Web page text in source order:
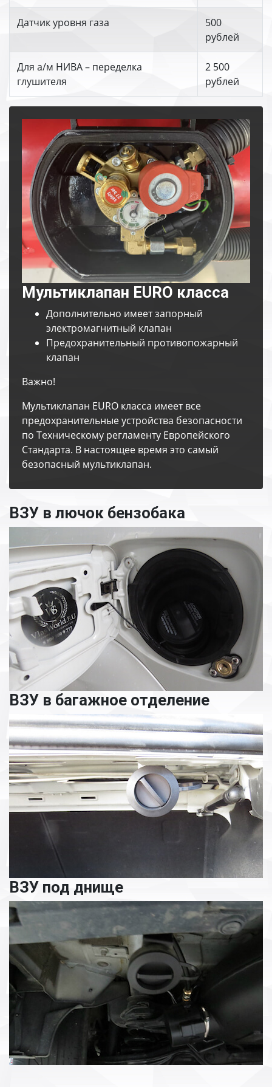
Датчик уровня газа
500
рублей
Для а/м НИВА – переделка
глушителя
2 500
рублей
Мультиклапан EURO класса
Дополнительно имеет запорный
электромагнитный клапан
Предохранительный противопожарный
клапан
Важно!
Мультиклапан EURO класса имеет все
предохранительные устройства безопасности
по Техническому регламенту Европейского
Стандарта. В настоящее время это самый
безопасный мультиклапан.
ВЗУ в лючок бензобака
ВЗУ в багажное отделение
ВЗУ под днище